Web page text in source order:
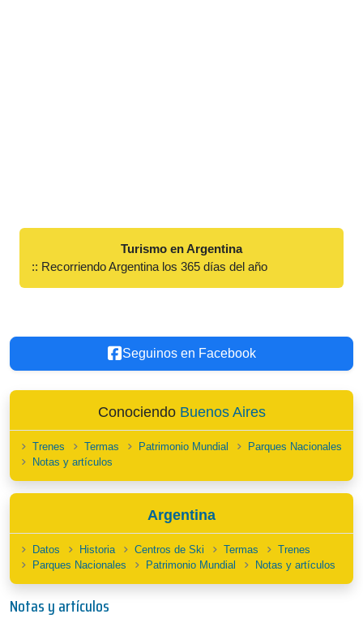
Turismo en Argentina
:: Recorriendo Argentina los 365 días del año
Seguinos en Facebook
Conociendo Buenos Aires
Trenes Termas Patrimonio Mundial
Parques Nacionales
Notas y artículos
Argentina
Datos Historia Centros de Ski Termas
Trenes
Parques Nacionales
Patrimonio Mundial Notas y artículos
Notas y artículos